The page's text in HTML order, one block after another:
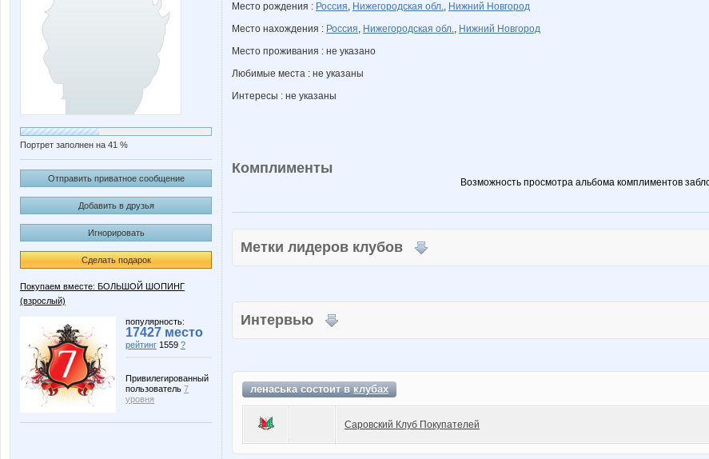
Портрет заполнен на 41 %
Отправить приватное сообщение
Добавить в друзья
Игнорировать
Сделать подарок
Покупаем вместе: БОЛЬШОЙ ШОПИНГ
(взрослый)
популярность:
17427 место
рейтинг 1559 ?
Привилегированный
пользователь 7
уровня
Место рождения : Россия, Нижегородская обл., Нижний Новгород
Место нахождения : Россия, Нижегородская обл., Нижний Новгород
Место проживания : не указано
Любимые места : не указаны
Интересы : не указаны
Комплименты
Возможность просмотра альбома комплиментов
Метки лидеров клубов
Интервью
ленаська состоит вклубах
Саровский Клуб Покупателей